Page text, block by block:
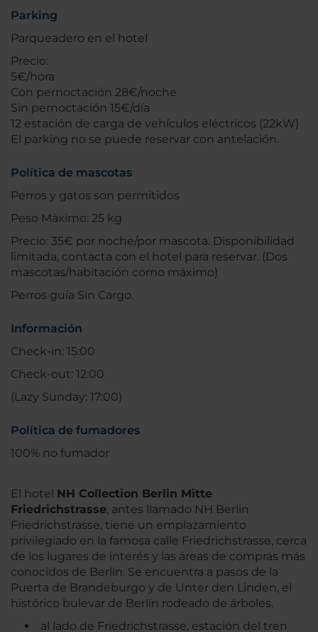
Parking
Parqueadero en el hotel
Precio:
5€/hora
Con pernoctación 28€/noche
Sin pernoctación 15€/día
12 estación de carga de vehículos eléctricos (22kW)
El parking no se puede reservar con antelación.
Política de mascotas
Perros y gatos son permitidos
Peso Máximo: 25 kg
Precio: 35€ por noche/por mascota. Disponibilidad
limitada, contacta con el hotel para reservar. (Dos
mascotas/habitación como máximo)
Perros guía Sin Cargo.
Información
Check-in: 15:00
Check-out: 12:00
(Lazy Sunday: 17:00)
Política de fumadores
100% no fumador
El hotel NH Collection Berlin Mitte
Friedrichstrasse, antes llamado NH Berlin
Friedrichstrasse, tiene un emplazamiento
privilegiado en la famosa calle Friedrichstrasse, cerca
de los lugares de interés y las áreas de compras más
conocidos de Berlín. Se encuentra a pasos de la
Puerta de Brandeburgo y de Unter den Linden, el
histórico bulevar de Berlín rodeado de árboles.
al lado de Friedrichstrasse, estación del tren